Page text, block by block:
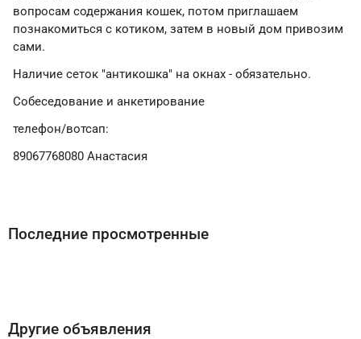
вопросам содержания кошек, потом приглашаем
познакомиться с котиком, затем в новый дом привозим
сами.
Наличие сеток "антикошка" на окнах - обязательно.
Собеседование и анкетирование
телефон/вотсап:
89067768080 Анастасия
Последние просмотренные
Другие объявления